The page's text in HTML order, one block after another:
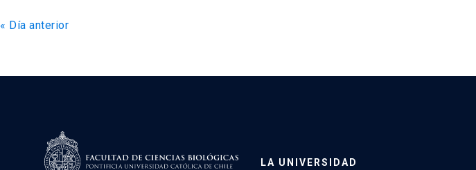
« Día anterior
LA UNIVERSIDAD